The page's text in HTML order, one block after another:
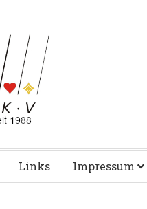
Links Impressum